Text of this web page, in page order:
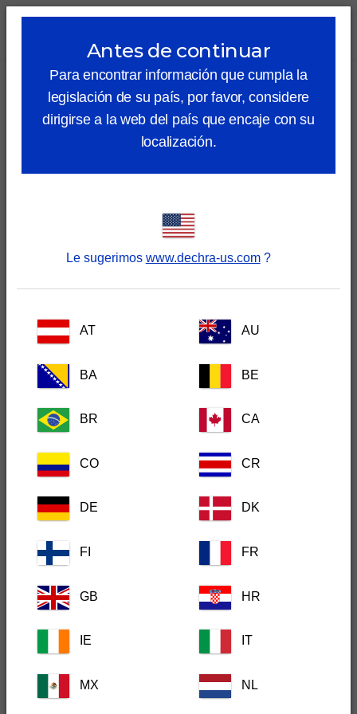
lock_outline search menu
Nombre
Soy...
CRM Role
¿En qué disciplina trabaja?
Antes de continuar
Para encontrar información que cumpla la
legislación de su país, por favor, considere
dirigirse a la web del país que encaje con su
localización.
Le sugerimos www.dechra-us.com?
AT AU
BA BE
BR CA
CO CR
DE DK
FI FR
GB HR
IE IT
MX NL